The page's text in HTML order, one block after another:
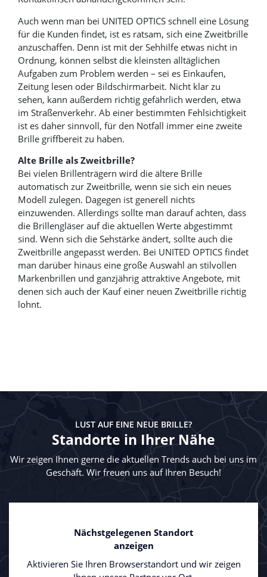
Auch wenn man bei UNITED OPTICS schnell eine Lösung
für die Kunden findet, ist es ratsam, sich eine Zweitbrille
anzuschaffen. Denn ist mit der Sehhilfe etwas nicht in
Ordnung, können selbst die kleinsten alltäglichen
Aufgaben zum Problem werden – sei es Einkaufen,
Zeitung lesen oder Bildschirmarbeit. Nicht klar zu
sehen, kann außerdem richtig gefährlich werden, etwa
im Straßenverkehr. Ab einer bestimmten Fehlsichtigkeit
ist es daher sinnvoll, für den Notfall immer eine zweite
Brille griffbereit zu haben.
Alte Brille als Zweitbrille?
Bei vielen Brillenträgern wird die ältere Brille
automatisch zur Zweitbrille, wenn sie sich ein neues
Modell zulegen. Dagegen ist generell nichts
einzuwenden. Allerdings sollte man darauf achten, dass
die Brillengläser auf die aktuellen Werte abgestimmt
sind. Wenn sich die Sehstärke ändert, sollte auch die
Zweitbrille angepasst werden. Bei UNITED OPTICS findet
man darüber hinaus eine große Auswahl an stilvollen
Markenbrillen und ganzjährig attraktive Angebote, mit
denen sich auch der Kauf einer neuen Zweitbrille richtig
lohnt.
LUST AUF EINE NEUE BRILLE?
Standorte in Ihrer Nähe
Wir zeigen Ihnen gerne die aktuellen Trends auch bei uns im
Geschäft. Wir freuen uns auf Ihren Besuch!
Nächstgelegenen Standort
anzeigen
Aktivieren Sie Ihren Browserstandort und wir zeigen